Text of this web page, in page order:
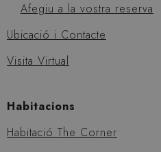
Afegiu a la vostra reserva
Ubicació i Contacte
Visita Virtual
Habitacions
Habitació The Corner